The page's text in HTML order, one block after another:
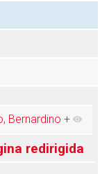
Bernardino +
redirigida